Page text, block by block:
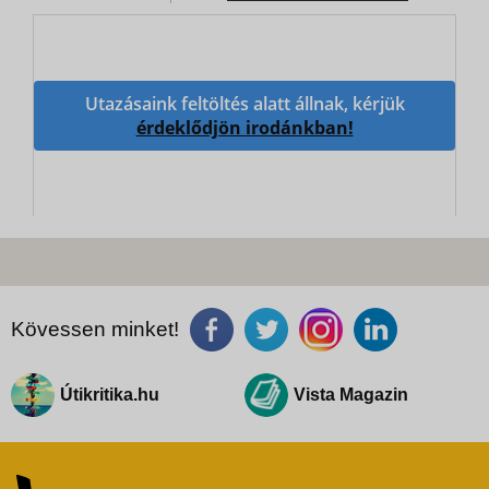
Utazásaink feltöltés alatt állnak, kérjük
érdeklődjön irodánkban!
Kövessen minket!
Útikritika.hu Vista Magazin